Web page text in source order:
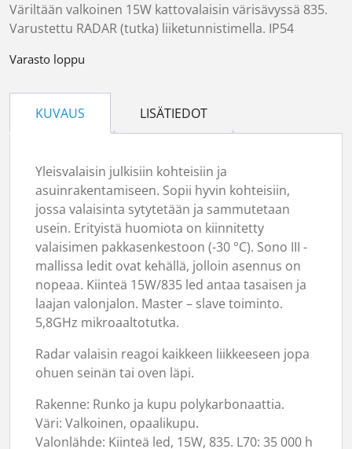
Väriltään valkoinen 15W kattovalaisin värisävyssä 835.
Varustettu RADAR (tutka) liiketunnistimella. IP54
Varasto loppu
KUVAUS LISÄTIEDOT
Yleisvalaisin julkisiin kohteisiin ja
asuinrakentamiseen. Sopii hyvin kohteisiin,
jossa valaisinta sytytetään ja sammutetaan
usein. Erityistä huomiota on kiinnitetty
valaisimen pakkasenkestoon (-30 °C). Sono III -
mallissa ledit ovat kehällä, jolloin asennus on
nopeaa. Kiinteä 15W/835 led antaa tasaisen ja
laajan valonjalon. Master – slave toiminto.
5,8GHz mikroaaltotutka.
Radar valaisin reagoi kaikkeen liikkeeseen jopa
ohuen seinän tai oven läpi.
Rakenne: Runko ja kupu polykarbonaattia.
Väri: Valkoinen, opaalikupu.
Valonlähde: Kiinteä led, 15W, 835. L70: 35 000 h